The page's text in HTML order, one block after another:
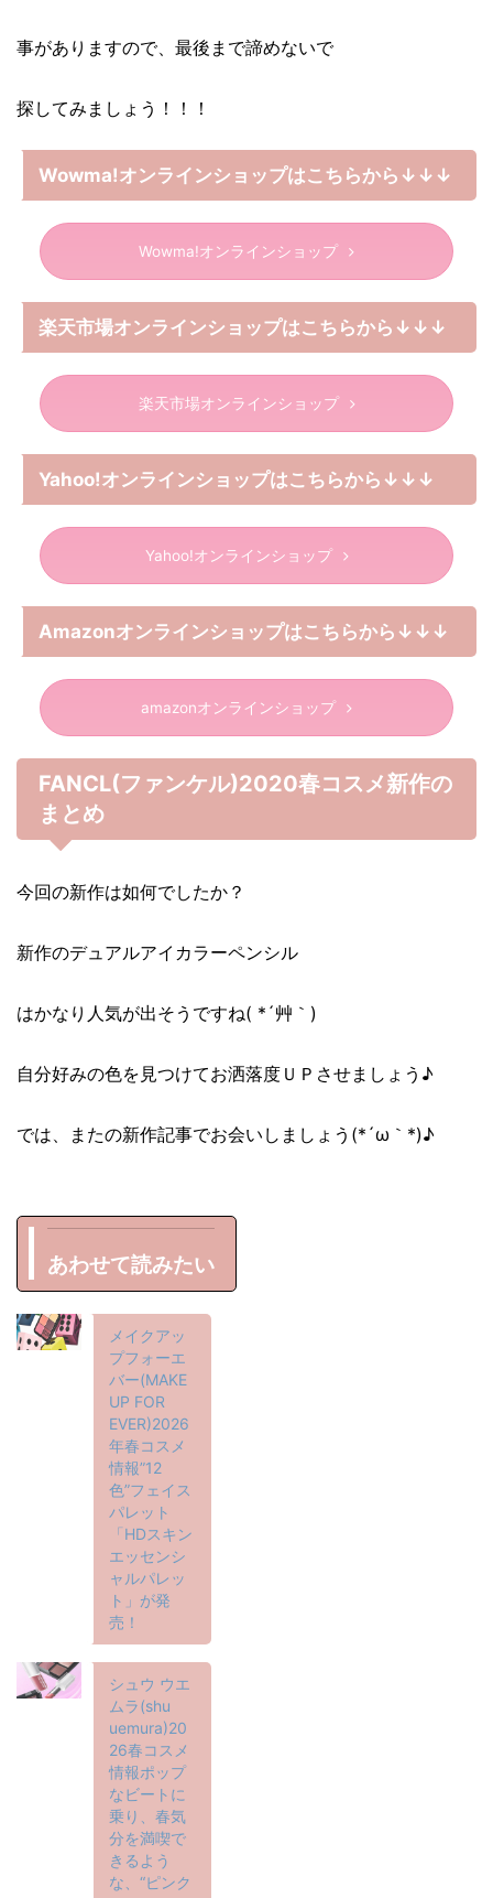
事がありますので、最後まで諦めないで
探してみましょう！！！
Wowma!オンラインショップはこちらから↓↓↓
Wowma!オンラインショップ
楽天市場オンラインショップはこちらから↓↓↓
楽天市場オンラインショップ
Yahoo!オンラインショップはこちらから↓↓↓
Yahoo!オンラインショップ
Amazonオンラインショップはこちらから↓↓↓
amazonオンラインショップ
FANCL(ファンケル)2020春コスメ新作の
まとめ
今回の新作は如何でしたか？
新作のデュアルアイカラーペンシル
はかなり人気が出そうですね( *´艸｀)
自分好みの色を見つけてお洒落度ＵＰさせましょう♪
では、またの新作記事でお会いしましょう(*´ω｀*)♪
あわせて読みたい
メイクアッ
プフォーエ
バー(MAKE
UP FOR
EVER)2026
年春コスメ
情報”12
色”フェイス
パレット
「HDスキン
エッセンシ
ャルパレッ
ト」が発
売！
シュウ ウエ
ムラ(shu
uemura)20
26春コスメ
情報ポップ
なビートに
乗り、春気
分を満喫で
きるよう
な、“ピンク